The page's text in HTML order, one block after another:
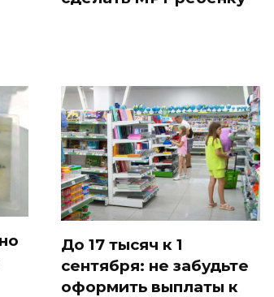
До 17 тысяч к 1
сентября: не забудьте
оформить выплаты к